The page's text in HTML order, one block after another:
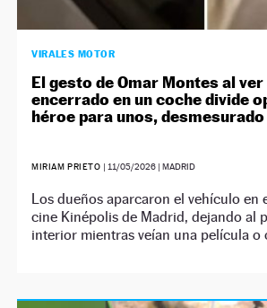
VIRALES MOTOR
El gesto de Omar Montes al
encerrado en un coche divide
héroe para unos,
MIRIAM PRIETO | 11/05/2026| MADRID
Los dueños aparcaron el vehículo en
cine Kinépolis de Madrid, dejando al
interior mientras veían una película o